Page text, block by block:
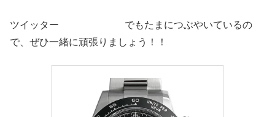
ツイッター
でもたまにつぶやいているの
で、ぜひ一緒に頑張りましょう！！